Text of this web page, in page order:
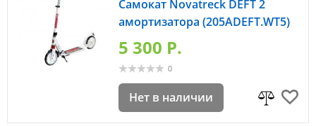
Самокат Novatreсk DEFT 2
амортизатора (205ADEFT.WT5)
5 300 P.
0
Нет в наличии